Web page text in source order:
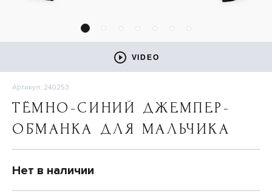
VIDEO
Артикул: 240253
ТЁМНО-СИНИЙ ДЖЕМПЕР-
ОБМАНКА ДЛЯ МАЛЬЧИКА
Нет в наличии